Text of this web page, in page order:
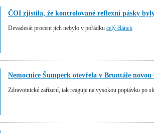
ČOI zjistila, že kontrolované reflexní pásky
Devadesát procent jich nebylo v pořádku celý článek
Nemocnice Šumperk otevřela v Bruntále
Zdravotnické zařízení, tak reaguje na vysokou poptávku po